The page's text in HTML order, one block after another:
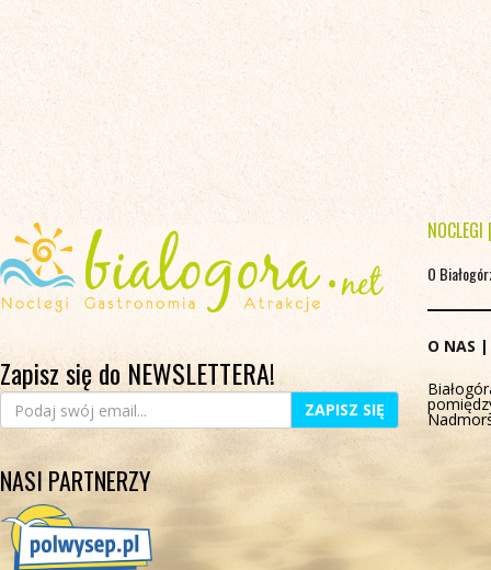
Zapisz się do NEWSLETTERA!
ZAPISZ SIĘ
NASI PARTNERZY
NOCLEGI
O
O NAS